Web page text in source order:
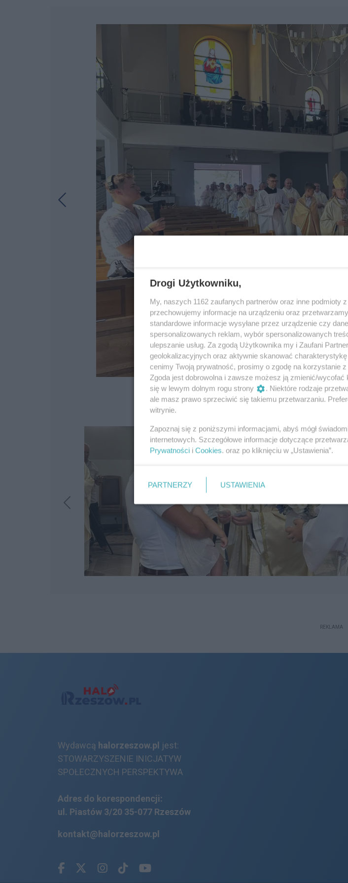
46 /
REKLAMA
Wydawcą halorzeszow.pl jest:
STOWARZYSZENIE INICJATYW
SPOŁECZNYCH PERSPEKTYWA
Adres do korespondencji:
ul. Piastów 3/20 35-077 Rzeszów
kontakt@halorzeszow.pl
Facebook.com
X.comInstagram.com
Tiktok.com
Youtube.com
Drogi Użytkowniku,
My, naszych 1162 zaufanych partnerów oraz inne podmioty
przechowujemy informacje na urządzeniu oraz
standardowe informacje wysyłane przez urządzenie czy
spersonalizowanych reklam, wybór spersonalizowanych
ulepszanie usług. Za zgodą Użytkownika my i Zaufani
geolokalizacyjnych oraz aktywnie skanować
cenimy Twoją prywatność, prosimy o zgodę na korzystanie
Zgoda jest dobrowolna i zawsze możesz ją zmienić/
się w lewym dolnym rogu strony
. Niektóre rodzaje
ale masz prawo sprzeciwić się takiemu przetwarzaniu.
witrynie.
Zapoznaj się z poniższymi informacjami, abyś mógł
internetowych. Szczegółowe informacje dotyczące
Prywatności i Cookies. oraz po kliknięciu w „Ustawienia”.
PARTNERZY USTAWIENIA